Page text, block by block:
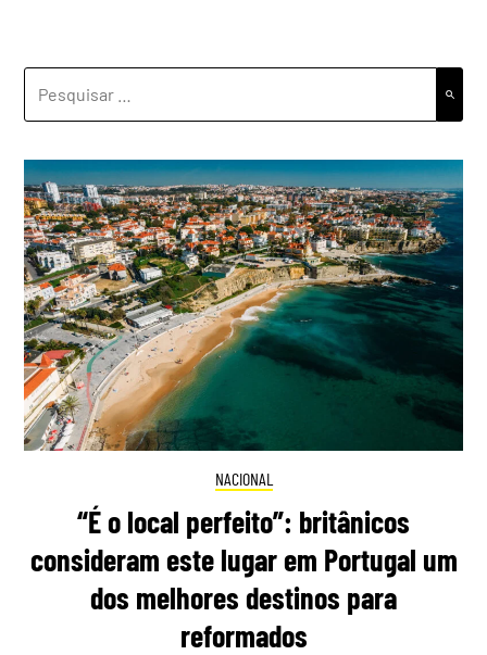
POR:
NACIONAL
“É o local perfeito”: britânicos
consideram este lugar em Portugal um
dos melhores destinos para
reformados